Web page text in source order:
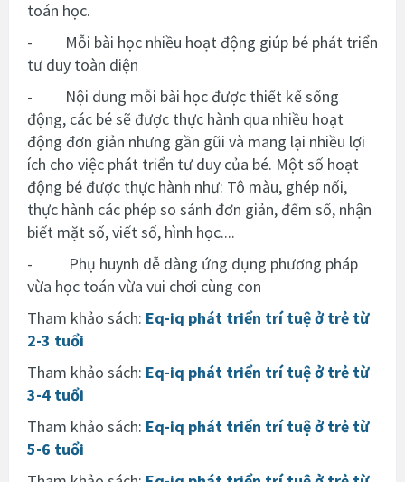
toán học.
- Mỗi bài học nhiều hoạt động giúp bé phát triển
tư duy toàn diện
- Nội dung mỗi bài học được thiết kế sống
động, các bé sẽ được thực hành qua nhiều hoạt
động đơn giản nhưng gần gũi và mang lại nhiều lợi
ích cho việc phát triển tư duy của bé. Một số hoạt
động bé được thực hành như: Tô màu, ghép nối,
thực hành các phép so sánh đơn giản, đếm số, nhận
biết mặt số, viết số, hình học....
- Phụ huynh dễ dàng ứng dụng phương pháp
vừa học toán vừa vui chơi cùng con
Tham khảo sách: Eq-iq phát triển trí tuệ ở trẻ từ
2-3 tuổi
Tham khảo sách: Eq-iq phát triển trí tuệ ở trẻ từ
3-4 tuổi
Tham khảo sách: Eq-iq phát triển trí tuệ ở trẻ từ
5-6 tuổi